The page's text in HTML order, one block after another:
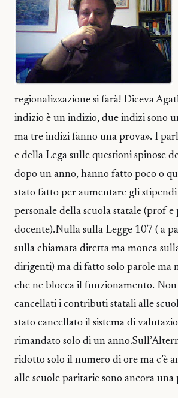
regionalizzazione si farà! Diceva
indizio è un indizio, due indizi sono
ma tre indizi fanno una prova». I
e della Lega sulle questioni spinose
dopo un anno, hanno fatto poco o
stato fatto per aumentare gli
personale della scuola statale (prof e
docente).Nulla sulla Legge 107 ( a
sulla chiamata diretta ma monca
dirigenti) ma di fatto solo parole ma
che ne blocca il funzionamento. Non
cancellati i contributi statali alle
stato cancellato il sistema di
rimandato solo di un
ridotto solo il numero di ore ma c’è
alle scuole paritarie sono ancora una